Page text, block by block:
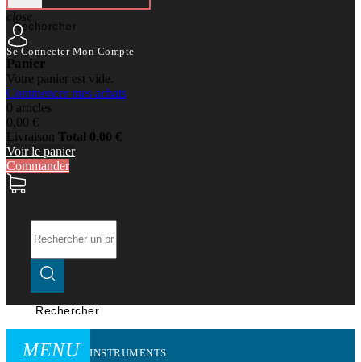
Rechercher
close
Se Connecter Mon Compte
Panier
Votre panier est vide.
Commencer mes achats
0 articles
0,00 €
Livraison Total 0,00 €
Voir le panier
Commander
Rechercher
MENU INSTRUMENTS